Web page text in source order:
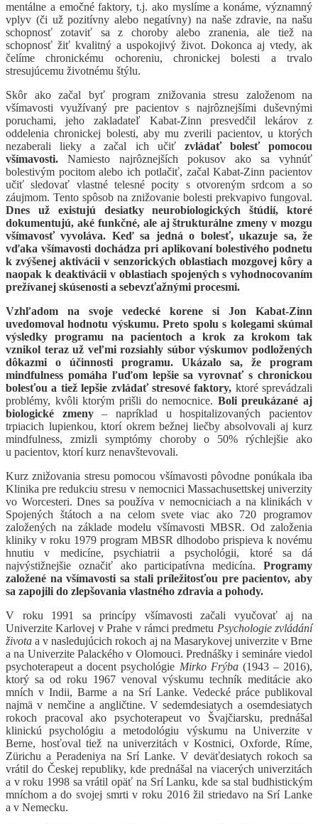
mentálne a emočné faktory, t.j. ako myslíme a konáme, významný
vplyv (či už pozitívny alebo negatívny) na naše zdravie, na našu
schopnosť zotaviť sa z choroby alebo zranenia, ale tiež na
schopnosť žiť kvalitný a uspokojivý život. Dokonca aj vtedy, ak
čelíme chronickému ochoreniu, chronickej bolesti a trvalo
stresujúcemu životnému štýlu.
Skôr ako začal byť program znižovania stresu založenom na
všímavosti využívaný pre pacientov s najrôznejšími duševnými
poruchami, jeho zakladateľ Kabat-Zinn presvedčil lekárov z
oddelenia chronickej bolesti, aby mu zverili pacientov, u ktorých
nezaberali lieky a začal ich učiť zvládať bolesť pomocou
všímavosti. Namiesto najrôznejších pokusov ako sa vyhnúť
bolestivým pocitom alebo ich potlačiť, začal Kabat-Zinn pacientov
učiť sledovať vlastné telesné pocity s otvoreným srdcom a so
záujmom. Tento spôsob na znižovanie bolesti prekvapivo fungoval.
Dnes už existujú desiatky neurobiologických štúdií, ktoré
dokumentujú, aké funkčné, ale aj štrukturálne zmeny v mozgu
všímavosť vyvoláva. Keď sa jedná o bolesť, ukazuje sa, že
vďaka všímavosti dochádza pri aplikovaní bolestivého podnetu
k zvýšenej aktivácii v senzorických oblastiach mozgovej kôry a
naopak k deaktivácii v oblastiach spojených s vyhodnocovaním
prežívanej skúsenosti a sebevzťažnými procesmi.
Vzhľadom na svoje vedecké korene si Jon Kabat-Zinn
uvedomoval hodnotu výskumu. Preto spolu s kolegami skúmal
výsledky programu na pacientoch a krok za krokom tak
vznikol teraz už veľmi rozsiahly súbor výskumov podložených
dôkazmi o účinnosti programu. Ukázalo sa, že program
mindfulness pomáha ľuďom lepšie sa vyrovnať s chronickou
bolesťou a tiež lepšie zvládať stresové faktory, ktoré sprevádzali
problémy, kvôli ktorým prišli do nemocnice. Boli preukázané aj
biologické zmeny– napríklad u hospitalizovaných pacientov
trpiacich lupienkou, ktorí okrem bežnej liečby absolvovali aj kurz
mindfulness, zmizli symptómy choroby o 50% rýchlejšie ako
u pacientov, ktorí kurz nenavštevovali.
Kurz znižovania stresu pomocou všímavosti pôvodne ponúkala iba
Klinika pre redukciu stresu v nemocnici Massachusettskej univerzity
vo Worcesteri. Dnes sa používa v nemocniciach a na klinikách v
Spojených štátoch a na celom svete viac ako 720 programov
založených na základe modelu všímavosti MBSR. Od založenia
kliniky v roku 1979 program MBSR dlhodobo prispieva k novému
hnutiu v medicíne, psychiatrii a psychológii, ktoré sa dá
najvýstižnejšie označiť ako participatívna medicína. Programy
založené na všímavosti sa stali príležitosťou pre pacientov, aby
sa zapojili do zlepšovania vlastného zdravia a pohody.
V roku 1991 sa princípy všímavosti začali vyučovať aj na
Univerzite Karlovej v Prahe v rámci predmetu Psychologie zvládání
života a v nasledujúcich rokoch aj na Masarykovej univerzite v Brne
a na Univerzite Palackého v Olomouci. Prednášky i semináre viedol
psychoterapeut a docent psychológie Mirko Frýba(1943 – 2016),
ktorý sa od roku 1967 venoval výskumu techník meditácie ako
mních v Indii, Barme a na Srí Lanke. Vedecké práce publikoval
najmä v nemčine a angličtine. V sedemdesiatych a osemdesiatych
rokoch pracoval ako psychoterapeut vo Švajčiarsku, prednášal
klinickú psychológiu a metodológiu výskumu na Univerzite v
Berne, hosťoval tiež na univerzitách v Kostnici, Oxforde, Ríme,
Zürichu a Peradeniya na Srí Lanke. V deväťdesiatych rokoch sa
vrátil do Českej republiky, kde prednášal na viacerých univerzitách
a v roku 1998 sa vrátil opäť na Srí Lanku, kde sa stal budhistickým
mníchom a do svojej smrti v roku 2016 žil striedavo na Srí Lanke
a v Nemecku.